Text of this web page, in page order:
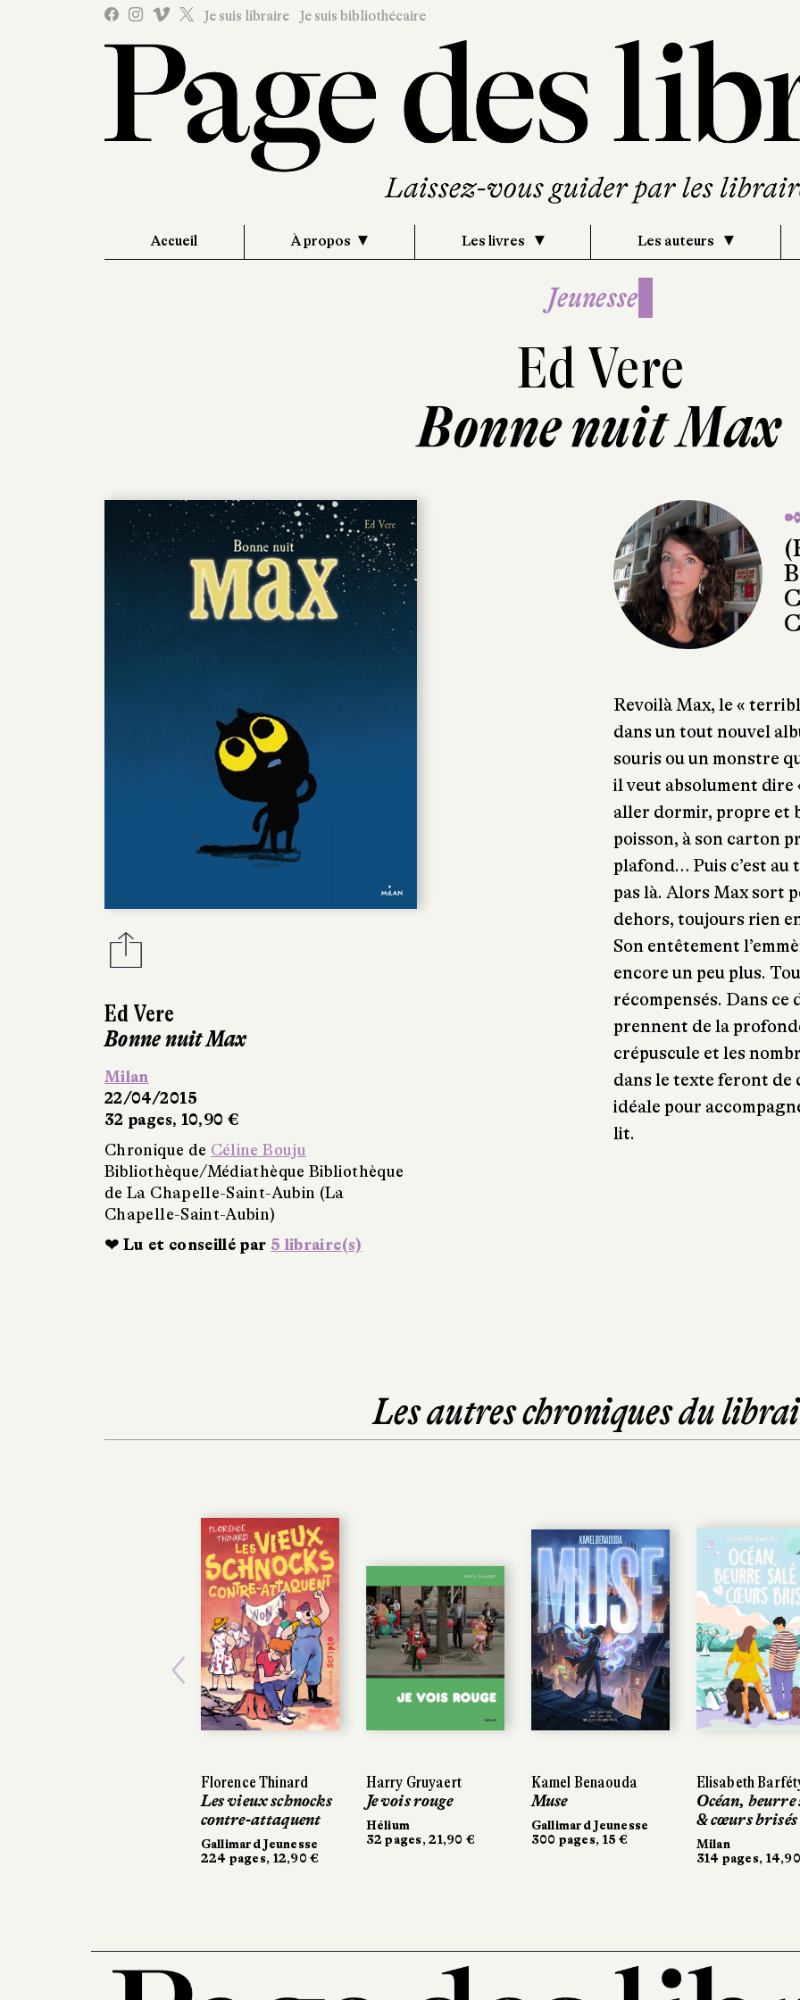
Je suis libraire Je suis bibliothécaire
Accueil À propos Les livres Les auteurs
Jeunesse
Ed Vere
Bonne nuit Max
Ed Vere
Bonne nuit Max
Milan
22/04/2015
32 pages, 10,90 €
Chronique de Céline Bouju
Bibliothèque/Médiathèque Bibliothèque
de La Chapelle-Saint-Aubin (La
Chapelle-Saint-Aubin)
❤ Lu et conseillé par 5 libraire(s)
Revoilà Max, le «
dans un tout nouvel
souris ou un monstre
il veut absolument dire
aller dormir, propre et
poisson, à son carton
plafond… Puis c’est au
pas là. Alors Max sort
dehors, toujours rien
Son entêtement
encore un peu plus.
récompensés. Dans ce
prennent de la
crépuscule et les
dans le texte feront de
idéale pour
lit.
Les autres chroniques du
Florence Thinard
Les vieux schnocks
contre-attaquent
Gallimard Jeunesse
224 pages, 12,90 €
Harry Gruyaert
Je vois rouge
Hélium
32 pages, 21,90 €
Kamel Benaouda
Muse
Gallimard Jeunesse
300 pages, 15 €
Elisabeth Barféty
Océan, beurre
& cœurs brisés
Milan
314 pages, 14,90
Harry Gruyaert
Je vois rouge
Hélium
32 pages, 21,90 €
Kamel Benaouda
Muse
Gallimard Jeunesse
300 pages, 15 €
Elisabeth Barféty
Océan, beurre
& cœurs brisés
Milan
314 pages, 14,90
Previous